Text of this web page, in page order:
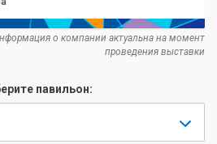
о компании актуальна на момент
проведения выставки
павильон: